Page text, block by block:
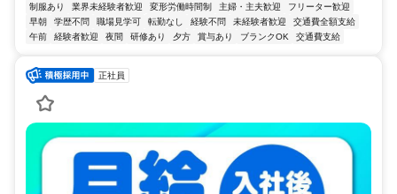
制服あり 業界未経験者歓迎 変形労働時間制 主婦・主夫歓迎
フリーター歓迎
早朝
学歴不問 職場見学可 転勤なし 経験不問 未経験者歓迎
交通費全額支給
午前
経験者歓迎 夜間 研修あり 夕方 賞与あり ブランクOK 交通費支給
正社員